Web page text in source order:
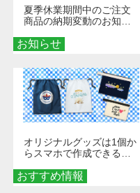
お知らせ
夏季休業期間中のご注文
商品の納期変動のお知ら
おすすめ情報
オリジナルグッズは1個か
らスマホで作成できる！
くなる巾着＆ポーチ活用
術